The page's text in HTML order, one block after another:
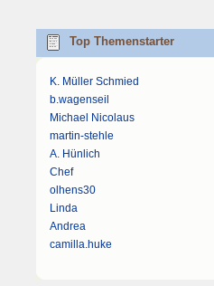
Top Themenstarter
K. Müller Schmied
b.wagenseil
Michael Nicolaus
martin-stehle
A. Hünlich
Chef
olhens30
Linda
Andrea
camilla.huke